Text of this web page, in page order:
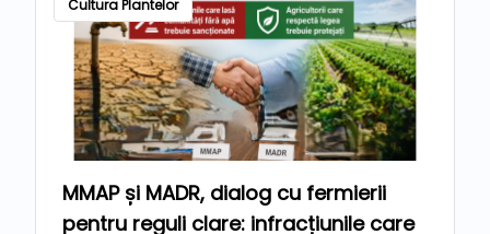
Cultura Plantelor
MMAP și MADR, dialog cu fermierii
pentru reguli clare: infracțiunile care